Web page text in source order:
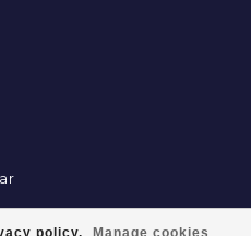
policy. Manage cookies